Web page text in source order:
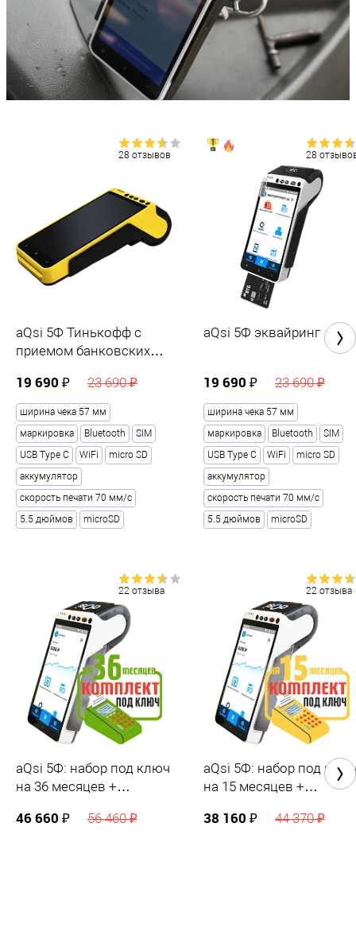
28 отзывов
aQsi 5Ф Тинькофф с
приемом банковских
19 690 ₽ 23 690 ₽
ширина чека 57 мм
маркировка
Bluetooth
SIM
USB Type С
WiFi
micro SD
аккумулятор
скорость печати 70 мм/с
5.5 дюймов
microSD
28
aQsi 5Ф эквайринг
19 690 ₽ 23 690 ₽
ширина чека 57 мм
маркировка
Bluetooth
SIM
USB Type С
WiFi
micro SD
аккумулятор
скорость печати 70 мм/с
5.5 дюймов
microSD
22 отзыва
aQsi 5Ф: набор под ключ
на 36 месяцев +
46 660 ₽ 56 460 ₽
22 отзыва
aQsi 5Ф: набор под
на 15 месяцев +
38 160 ₽ 44 370 ₽